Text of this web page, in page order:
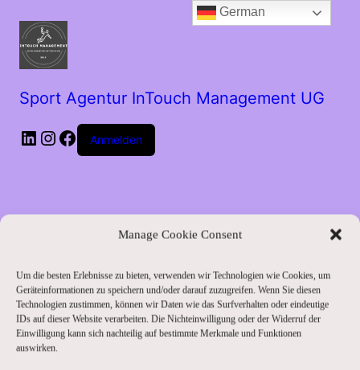
Manage Cookie Consent
Um die besten Erlebnisse zu bieten, verwenden wir Technologien wie Cookies, um
Geräteinformationen zu speichern und/oder darauf zuzugreifen. Wenn Sie diesen
Technologien zustimmen, können wir Daten wie das Surfverhalten oder eindeutige
IDs auf dieser Website verarbeiten. Die Nichteinwilligung oder der Widerruf der
Einwilligung kann sich nachteilig auf bestimmte Merkmale und Funktionen
auswirken.
Sport Agentur InTouch Management UG
LinkedInInstagram
Facebook
Anmelden
Entschuldige bitte
die
German